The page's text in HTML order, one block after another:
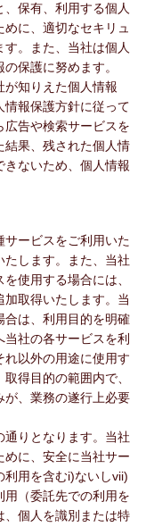
保有、利用する個人
に、適切なセキリュ
。また、当社は個人
保護に努めます。
知りえた個人情報
報保護方針に従って
告や検索サービスを
結果、残された個人情
ないため、個人情報
ービスをご利用いた
します。また、当社
使用する場合には、
取得いたします。当
合は、利用目的を明確
社の各サービスを利
れ以外の用途に使用す
得目的の範囲内で、
が、業務の遂行上必要
りとなります。当社
に、安全に当社サー
利用を含むi)ないしvii)
（委託先での利用を
、個人を識別または特